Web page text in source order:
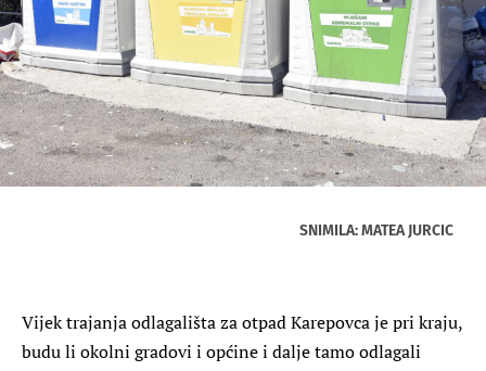
SNIMILA: MATEA JURCIC
Vijek trajanja odlagališta za otpad Karepovca je pri kraju,
budu li okolni gradovi i općine i dalje tamo odlagali